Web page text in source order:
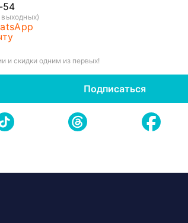
54
и скидки одним из первых!
Подписаться